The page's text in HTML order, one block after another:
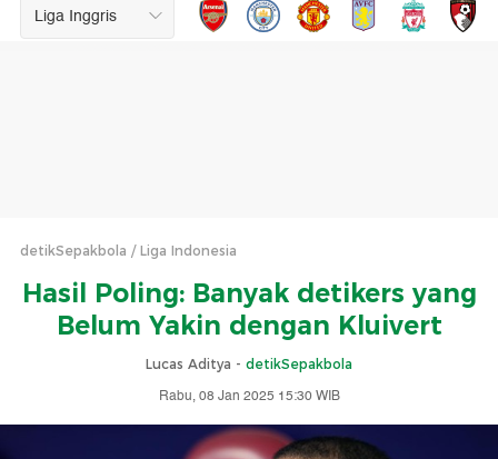
detikSepakbola Liga Indonesia
Hasil Poling: Banyak detikers yang
Belum Yakin dengan Kluivert
Lucas Aditya - detikSepakbola
Rabu, 08 Jan 2025 15:30 WIB